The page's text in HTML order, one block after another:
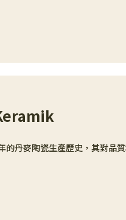
丹麥陶瓷生產歷史，其對品